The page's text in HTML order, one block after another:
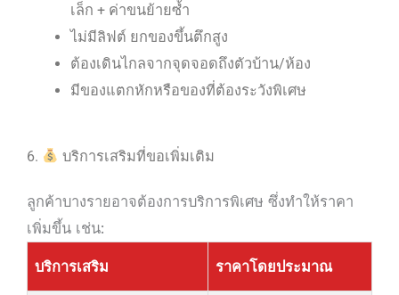
เล็ก + ค่าขนย้ายซ้ำ
ไม่มีลิฟต์ ยกของขึ้นตึกสูง
ต้องเดินไกลจากจุดจอดถึงตัวบ้าน/ห้อง
มีของแตกหักหรือของที่ต้องระวังพิเศษ
6. บริการเสริมที่ขอเพิ่มเติม
ลูกค้าบางรายอาจต้องการบริการพิเศษ ซึ่งทำให้ราคา
เพิ่มขึ้น เช่น:
บริการเสริม ราคาโดยประมาณ